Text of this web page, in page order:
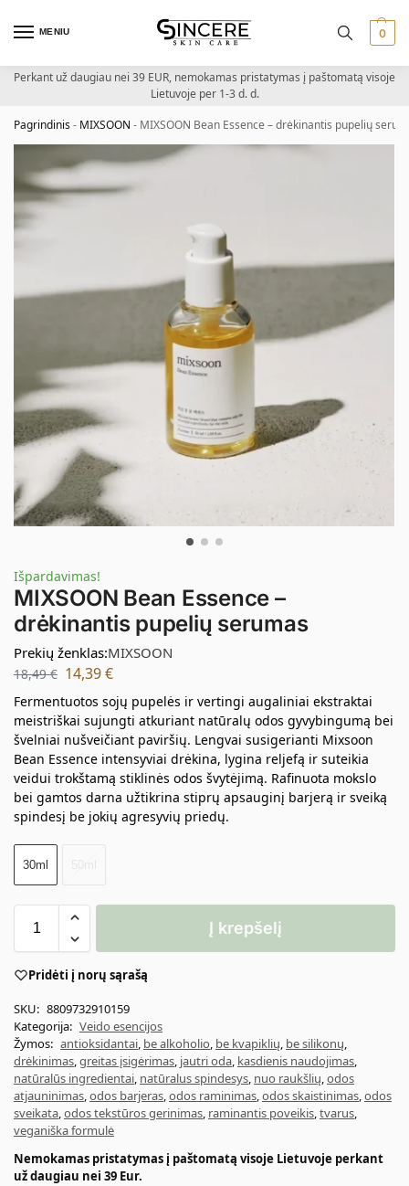
MENIU 0
Perkant už daugiau nei 39 EUR, nemokamas pristatymas į paštomatą visoje
Lietuvoje per 1-3 d. d.
Pagrindinis- MIXSOON - MIXSOON Bean Essence – drėkinantis pupelių
Išpardavimas!
MIXSOON Bean Essence –
drėkinantis pupelių serumas
Prekių ženklas:MIXSOON
18,49€ 14,39€
Fermentuotos sojų pupelės ir vertingi augaliniai ekstraktai
meistriškai sujungti atkuriant natūralų odos gyvybingumą bei
švelniai nušveičiant paviršių. Lengvai susigerianti Mixsoon
Bean Essence intensyviai drėkina, lygina reljefą ir suteikia
veidui trokštamą stiklinės odos švytėjimą. Rafinuota mokslo
bei gamtos darna užtikrina stiprų apsauginį barjerą ir sveiką
spindesį be jokių agresyvių priedų.
30ml
Į krepšelį
Pridėti į norų sąrašą
SKU: 8809732910159
Kategorija: Veido esencijos
Žymos: antioksidantai, be alkoholio, be kvapiklių, be silikonų,
drėkinimas,greitas įsigėrimas, jautri oda, kasdienis naudojimas,
natūralūs ingredientai, natūralus spindesys, nuo raukšlių,odos
atjauninimas,odos barjeras,odos raminimas,odos skaistinimas,odos
sveikata,odos tekstūros gerinimas, raminantis poveikis,tvarus,
veganiška formulė
Nemokamas pristatymas į paštomatą visoje Lietuvoje perkant
už daugiau nei 39 Eur.